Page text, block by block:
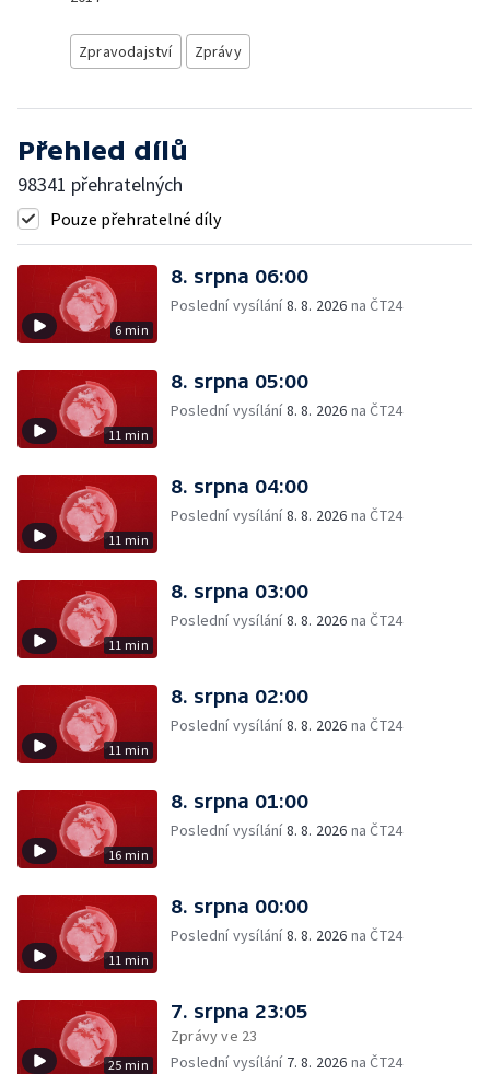
Zpravodajství Zprávy
Přehled dílů
98341 přehratelných
Pouze přehratelné díly
6 min
8. srpna 06:00
Poslední vysílání8. 8. 2026 na ČT24
11 min
8. srpna 05:00
Poslední vysílání8. 8. 2026 na ČT24
11 min
8. srpna 04:00
Poslední vysílání8. 8. 2026 na ČT24
11 min
8. srpna 03:00
Poslední vysílání8. 8. 2026 na ČT24
11 min
8. srpna 02:00
Poslední vysílání8. 8. 2026 na ČT24
16 min
8. srpna 01:00
Poslední vysílání8. 8. 2026 na ČT24
11 min
8. srpna 00:00
Poslední vysílání8. 8. 2026 na ČT24
25 min
7. srpna 23:05
Zprávy ve 23
Poslední vysílání 7. 8. 2026 na ČT24